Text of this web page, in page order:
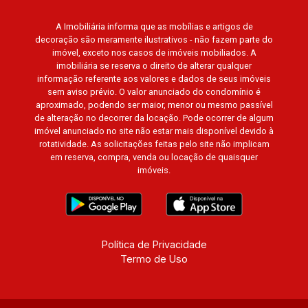
Fé, Villa Victória, Bosque das Colinas, Fazenda
Santa Maria, Baraúna Residencial, Villa de
Buenos Aires, Magnólias, Vila do Golfe, Vila
Verde, Country Village, San Remo, Residencial
Jardim Canadá, Torino, Città di Positano, San
Diego, Quinta da Alvorada, Monte Rey, Garden
Villa e Quinta do Golfe. Avenida João Fiúsa,
1051 - Alto da Boa Vista | Ribeirão Preto.
A Imobiliária informa que as mobílias e artigos de
decoração são meramente ilustrativos - não fazem parte do
imóvel, exceto nos casos de imóveis mobiliados. A
imobiliária se reserva o direito de alterar qualquer
informação referente aos valores e dados de seus imóveis
sem aviso prévio. O valor anunciado do condomínio é
aproximado, podendo ser maior, menor ou mesmo passível
de alteração no decorrer da locação. Pode ocorrer de algum
imóvel anunciado no site não estar mais disponível devido à
rotatividade. As solicitações feitas pelo site não implicam
em reserva, compra, venda ou locação de quaisquer
imóveis.
Política de Privacidade
Termo de Uso